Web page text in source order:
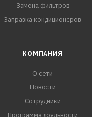
Замена фильтров
Заправка кондиционеров
КОМПАНИЯ
О сети
Новости
Сотрудники
Программа лояльности